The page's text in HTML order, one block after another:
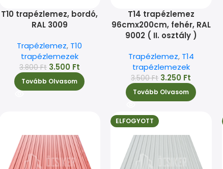
T10 trapézlemez, bordó,
RAL 3009
Trapézlemez, T10
trapézlemezek
3.800Ft 3.500 Ft
Tovább Olvasom
T14 trapézlemez
96cmx200cm, fehér, RAL
9002 ( II. osztály )
Trapézlemez, T14
trapézlemezek
3.500Ft 3.250 Ft
Tovább Olvasom
ELFOGYOTT